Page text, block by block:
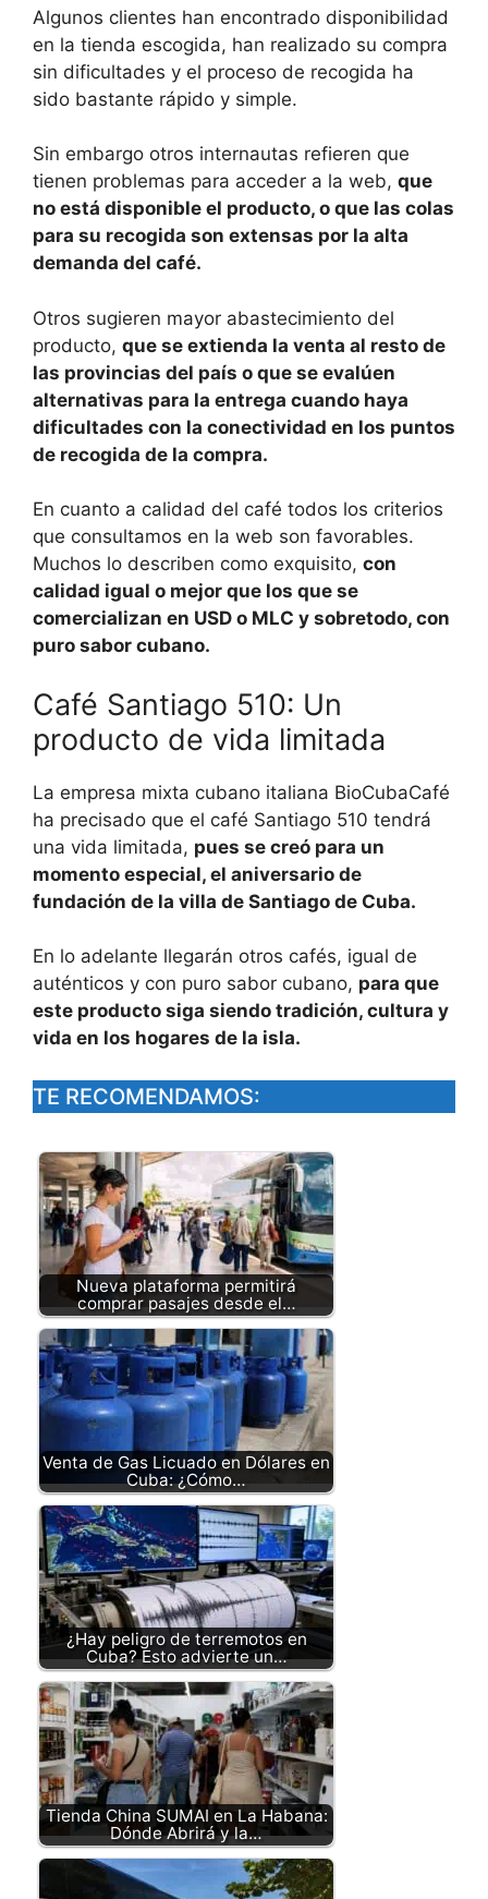
Algunos clientes han encontrado disponibilidad
en la tienda escogida, han realizado su compra
sin dificultades y el proceso de recogida ha
sido bastante rápido y simple.
Sin embargo otros internautas refieren que
tienen problemas para acceder a la web, que
no está disponible el producto, o que las colas
para su recogida son extensas por la alta
demanda del café.
Otros sugieren mayor abastecimiento del
producto, que se extienda la venta al resto de
las provincias del país o que se evalúen
alternativas para la entrega cuando haya
dificultades con la conectividad en los puntos
de recogida de la compra.
En cuanto a calidad del café todos los criterios
que consultamos en la web son favorables.
Muchos lo describen como exquisito, con
calidad igual o mejor que los que se
comercializan en USD o MLC y sobretodo, con
puro sabor cubano.
Café Santiago 510: Un
producto de vida limitada
La empresa mixta cubano italiana BioCubaCafé
ha precisado que el café Santiago 510 tendrá
una vida limitada, pues se creó para un
momento especial, el aniversario de
fundación de la villa de Santiago de Cuba.
En lo adelante llegarán otros cafés, igual de
auténticos y con puro sabor cubano, para que
este producto siga siendo tradición, cultura y
vida en los hogares de la isla.
TE RECOMENDAMOS:
Nueva plataforma permitirá
comprar pasajes desde el…
Venta de Gas Licuado en Dólares en
Cuba: ¿Cómo…
¿Hay peligro de terremotos en
Cuba? Esto advierte un…
Tienda China SUMAI en La Habana:
Dónde Abrirá y la…